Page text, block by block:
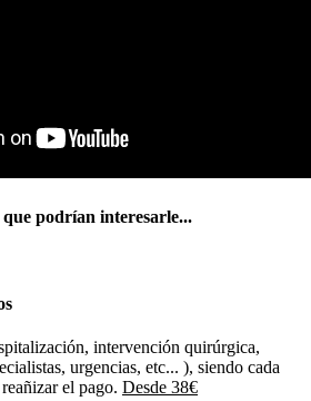
podrían interesarle...
intervención quirúrgica,
urgencias, etc... ), siendo cada
el pago. Desde 38€